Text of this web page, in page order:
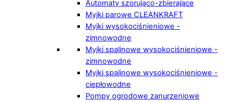
Automaty szorująco-zbierające
Myjki parowe CLEANKRAFT
Myjki wysokociśnieniowe -
zimnowodne
Myjki spalinowe wysokociśnieniowe -
zimnowodne
Myjki spalinowe wysokociśnieniowe -
ciepłowodne
Pompy ogrodowe zanurzeniowe